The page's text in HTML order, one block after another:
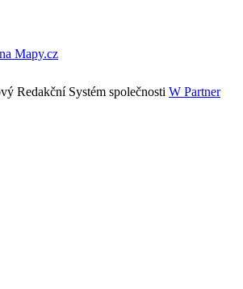
Redakční Systém společnosti W Partner